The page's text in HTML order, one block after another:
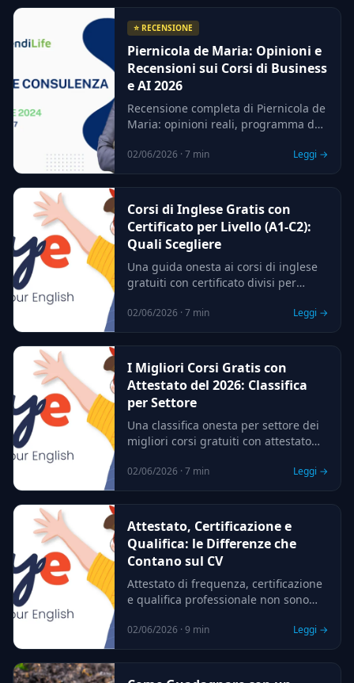
⭐ RECENSIONE
Piernicola de Maria: Opinioni e
Recensioni sui Corsi di Business
e AI 2026
Recensione completa di Piernicola de
Maria: opinioni reali, programma dei
artificiale, prezzi indicativi, pro e
contro e verdetto finale per il 2026.
02/06/2026 · 7 min Leggi →
Corsi di Inglese Gratis con
Certificato per Livello (A1-C2):
Quali Scegliere
Una guida onesta ai corsi di inglese
gratuiti con certificato divisi per
cosa offre davvero il free, dove si
ferma e quando vale la pena un
percorso strutturato.
02/06/2026 · 7 min Leggi →
I Migliori Corsi Gratis con
Attestato del 2026: Classifica
per Settore
Una classifica onesta per settore dei
migliori corsi gratuiti con attestato
davvero, che valore ha l'attestato e
quando conviene passare a un
percorso strutturato.
02/06/2026 · 7 min Leggi →
Attestato, Certificazione e
Qualifica: le Differenze che
Contano sul CV
Attestato di frequenza, certificazione
e qualifica professionale non sono
riconoscimento e peso sul CV molto
diversi. Ecco come distinguerli prima
di scegliere un corso.
02/06/2026 · 9 min Leggi →